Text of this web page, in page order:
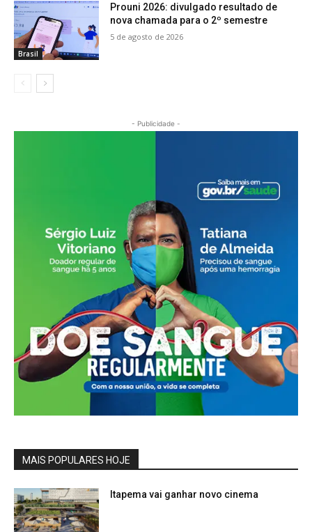
Brasil
Prouni 2026: divulgado resultado de
nova chamada para o 2º semestre
5 de agosto de 2026
- Publicidade -
MAIS POPULARES HOJE
Itapema vai ganhar novo cinema